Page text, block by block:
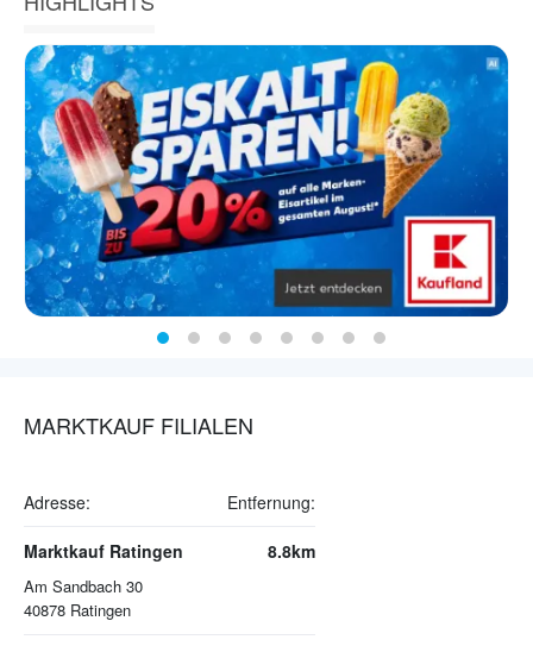
MARKTKAUF FILIALEN
Adresse: Entfernung:
Marktkauf Ratingen
Am Sandbach 30
40878 Ratingen
8.8km